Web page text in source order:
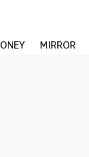
MIRROR